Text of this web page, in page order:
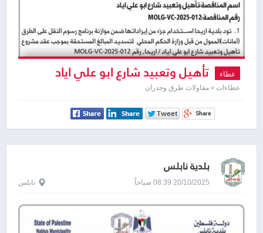
عطاء تأهيل وتعبيد شارع ابو علي اياد
عطاءات » مقاولات طرق وجدران
بلدية نابلس
20/10/2025 08:39 صباحاً نابلس